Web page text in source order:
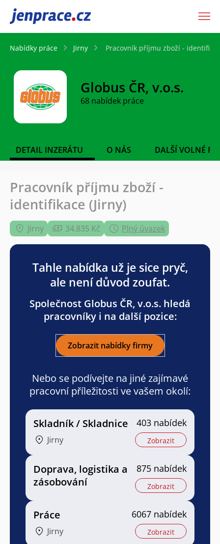
JenPráce.cz
Nabídky práce Jirny Pracovník příjmu zboží -
Globus ČR, v.o.s.
68 nabídek práce
DETAIL INZERÁTU O NÁS DALŠÍ VOLNÉ
Pracovník příjmu zboží -
identifikace (Jirny)
Jirny 34.835 Kč Plný úvazek
Tahle nabídka už je sice pryč,
ale není důvod zoufat.
Společnost Globus ČR, v.o.s. hledá
pracovníky i na další pozice:
Zobrazit nabídky firmy
Nebo se podívejte na jiné zajímavé
pracovní příležitosti ve vašem okolí:
Skladník / Skladnice
Jirny
403 nabídek
Zobrazit
Doprava, logistika a
zásobování
875 nabídek
Zobrazit
Práce
Jirny
6067 nabídek
Zobrazit